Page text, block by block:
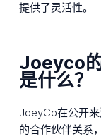
提供了灵活性。
Joeyco
是什么？
JoeyCo在公开
的合作伙伴关系